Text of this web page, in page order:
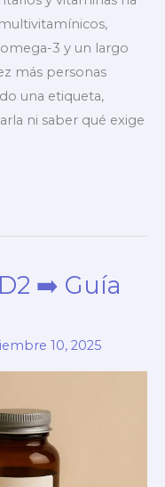
3 y un largo
más personas
una etiqueta,
ni saber qué exige
➡️ Guía
10, 2025